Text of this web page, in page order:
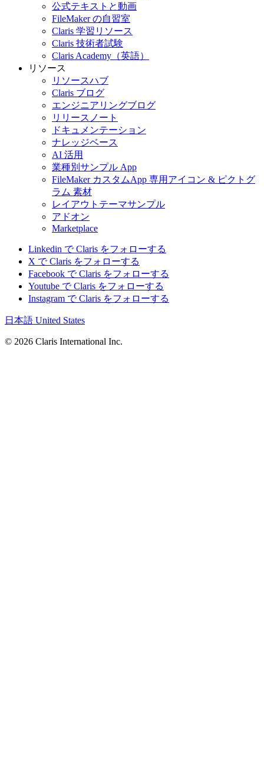
公式テキストと動画
FileMaker の自習室
Claris 学習リソース
Claris 技術者試験
Claris Academy（英語）
リソース
リソースハブ
Claris ブログ
エンジニアリングブログ
リリースノート
ドキュメンテーション
ナレッジベース
AI 活用
業種別サンプル App
FileMaker カスタムApp 専用アイコン & ピクトグ
ラム 素材
レイアウトテーマサンプル
アドオン
Marketplace
Linkedin で Claris をフォローする
X で Claris をフォローする
Facebook で Claris をフォローする
Youtube で Claris をフォローする
Instagram で Claris をフォローする
日本語 United States
© 2026 Claris International Inc.